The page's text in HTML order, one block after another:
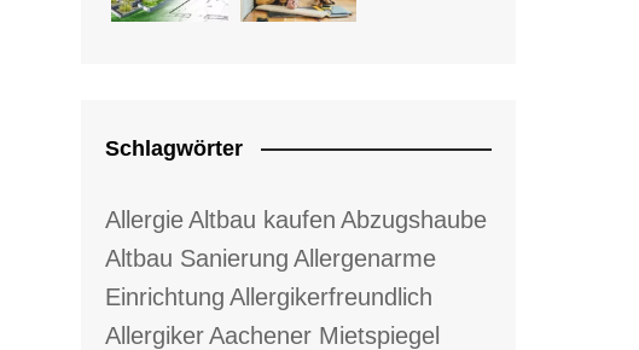
Schlagwörter
AllergieAltbau kaufen Abzugshaube
Altbau Sanierung Allergenarme
Einrichtung Allergikerfreundlich
AllergikerAachener Mietspiegel